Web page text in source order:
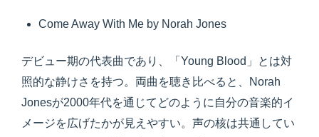
Come Away With Me by Norah Jones
デビュー期の代表曲であり、「Young Blood」とは対
照的な静けさを持つ。両曲を聴き比べると、Norah
Jonesが2000年代を通じてどのように自分の音楽的イ
メージを広げたかが見えやすい。声の核は共通してい